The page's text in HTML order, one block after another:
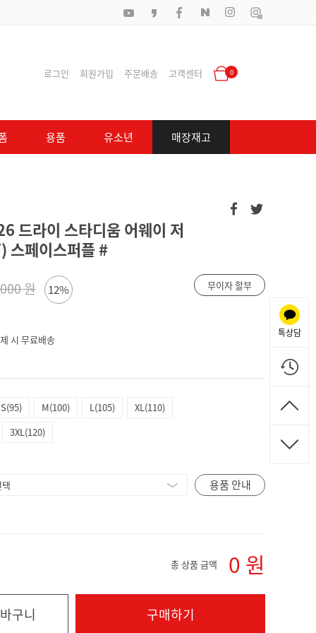
로그인 회원가입 주문배송 고객센터 0
용품 유소년 매장재고
드라이 스타디움 어웨이 저
페이스퍼플 #
원 12% 무이자 할부
시 무료배송
S(95) M(100) L(105)
XL(110)
3XL(120)
용품 안내
총 상품 금액 0 원
구니 구매하기
톡상담